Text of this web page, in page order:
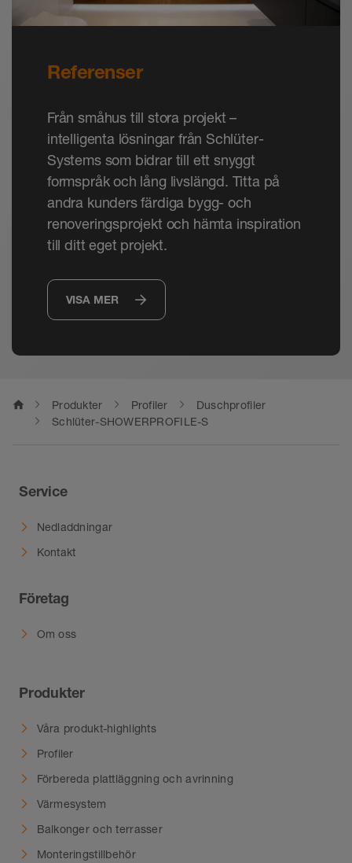
Referenser
Från småhus till stora projekt –
intelligenta lösningar från Schlüter-
Systems som bidrar till ett snyggt
formspråk och lång livslängd. Titta på
andra kunders färdiga bygg- och
renoveringsprojekt och hämta inspiration
till ditt eget projekt.
VISA MER
home Produkter Profiler
Duschprofiler
Schlüter-SHOWERPROFILE-S
Service
Nedladdningar
Kontakt
Företag
Om oss
Produkter
Våra produkt-highlights
Profiler
Förbereda plattläggning och avrinning
Värmesystem
Balkonger och terrasser
Monteringstillbehör